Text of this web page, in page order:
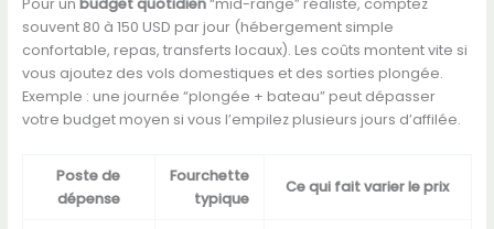
Pour un budget quotidien“mid-range” réaliste, comptez
souvent 80 à 150 USD par jour (hébergement simple
confortable, repas, transferts locaux). Les coûts montent vite si
vous ajoutez des vols domestiques et des sorties plongée.
Exemple : une journée “plongée + bateau” peut dépasser
votre budget moyen si vous l’empilez plusieurs jours d’affilée.
Poste de
dépense
Fourchette
typique
Ce qui fait varier le prix